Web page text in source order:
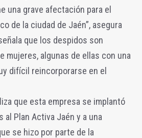
una grave afectación para el
de la ciudad de Jaén”, asegura
que los despidos son
mujeres, algunas de ellas con una
difícil reincorporarse en el
que esta empresa se implantó
al Plan Activa Jaén y a una
se hizo por parte de la